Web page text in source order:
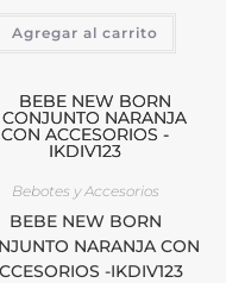
Agregar al carrito
Bebotes y Accesorios
BEBE NEW BORN
NARANJA CON
-IKDIV123